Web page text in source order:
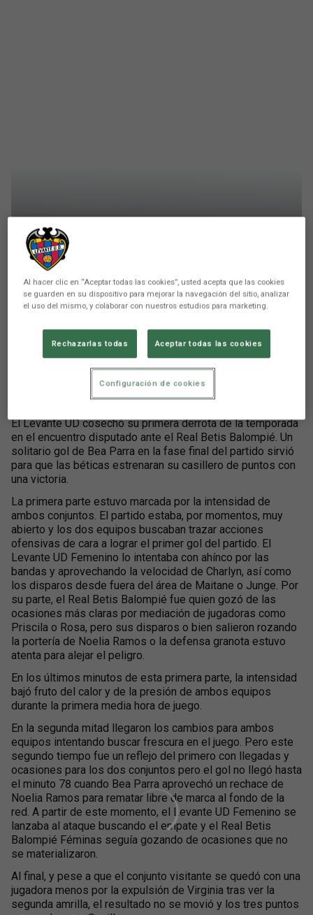
El Levante UD Femenino
cosecha su primera derrota
ante el Real Betis Balompié
Real Betis Féminas
El Levante UD cosechó su primera derrota de la temporada
en el encuentro disputado ante el Real Betis Balompié. Un
solitario gol de Bea Parra en la fase final del partido sirvió
para que las béticas estrenaran su casillero de puntos con
una victoria.
La primera parte estuvo marcada por la intensidad de
ambos conjuntos. El partido estaba, por momentos, muy
abierto y los dos equipos buscaban trazar acciones
ofensivas de cara a lograr el primer gol del partido. El
Levante UD Femenino lo intentaba con ahínco por las
bandas y aprovechando la velocidad de Charlyn, así como
los disparos desde fuera del área de Maitane o Junge. Por
su parte, el Real Betis Balompié fue quien gozó de las
ocasiones más claras por mediación de jugadoras como
Priscila o Rosa, pero sus disparos o bien salieron rozando
la portería de Noelia Ramos o la defensa granota estuvo
atenta para alejar el peligro.
En los últimos minutos de esta primera parte, la intensidad
bajó fruto del calor y de la presión de ambos equipos
durante la primera media hora de juego.
En la segunda mitad llegaron los cambios para ambos
equipos intentando buscar frescura en el juego. Pero este
segundo tiempo fue un reflejo del primero con llegadas y
ocasiones para los dos conjuntos pero el gol no llegó hasta
el minuto 78 cuando Bea Parra aprovechó un rechace de
Noelia Ramos para rematar libre de marca al fondo de la
red. A partir de este momento, el Levante UD Femenino se
lanzaba al ataque buscando el empate y el Real Betis
Balompié Féminas seguía gozando de ocasiones que no
se materializaron.
Al final, y pese a que el conjunto visitante se quedó con una
jugadora menos por la expulsión de Virginia tras ver la
segunda amrilla, el resultado no se movió y los tres puntos
Al hacer clic en “Aceptar todas las cookies”, usted acepta que las cookies
se guarden en su dispositivo para mejorar la navegación del sitio, analizar
el uso del mismo, y colaborar con nuestros estudios para marketing.
Rechazarlas todas Aceptar todas las cookies
Configuración de cookies